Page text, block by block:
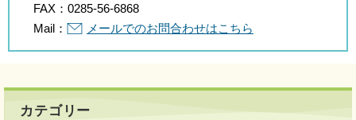
FAX： 0285-56-6868
Mail：
メールでのお問合わせはこちら
カテゴリー